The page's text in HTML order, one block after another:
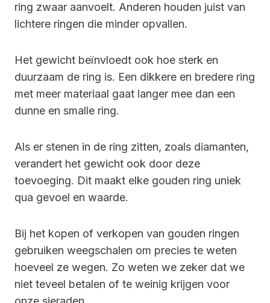
ring zwaar aanvoelt. Anderen houden juist van
lichtere ringen die minder opvallen.
Het gewicht beïnvloedt ook hoe sterk en
duurzaam de ring is. Een dikkere en bredere ring
met meer materiaal gaat langer mee dan een
dunne en smalle ring.
Als er stenen in de ring zitten, zoals diamanten,
verandert het gewicht ook door deze
toevoeging. Dit maakt elke gouden ring uniek
qua gevoel en waarde.
Bij het kopen of verkopen van gouden ringen
gebruiken weegschalen om precies te weten
hoeveel ze wegen. Zo weten we zeker dat we
niet teveel betalen of te weinig krijgen voor